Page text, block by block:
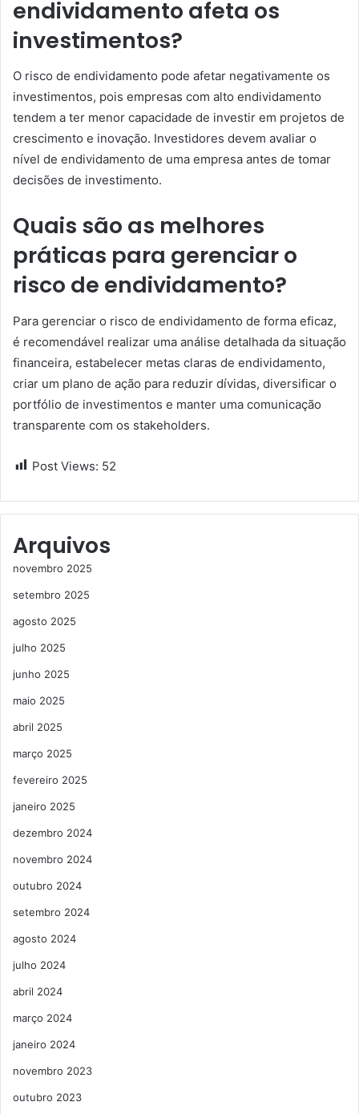
endividamento afeta os
investimentos?
O risco de endividamento pode afetar negativamente os
investimentos, pois empresas com alto endividamento
tendem a ter menor capacidade de investir em projetos de
crescimento e inovação. Investidores devem avaliar o
nível de endividamento de uma empresa antes de tomar
decisões de investimento.
Quais são as melhores
práticas para gerenciar o
risco de endividamento?
Para gerenciar o risco de endividamento de forma eficaz,
é recomendável realizar uma análise detalhada da situação
financeira, estabelecer metas claras de endividamento,
criar um plano de ação para reduzir dívidas, diversificar o
portfólio de investimentos e manter uma comunicação
transparente com os stakeholders.
Post Views: 52
Arquivos
novembro 2025
setembro 2025
agosto 2025
julho 2025
junho 2025
maio 2025
abril 2025
março 2025
fevereiro 2025
janeiro 2025
dezembro 2024
novembro 2024
outubro 2024
setembro 2024
agosto 2024
julho 2024
abril 2024
março 2024
janeiro 2024
novembro 2023
outubro 2023